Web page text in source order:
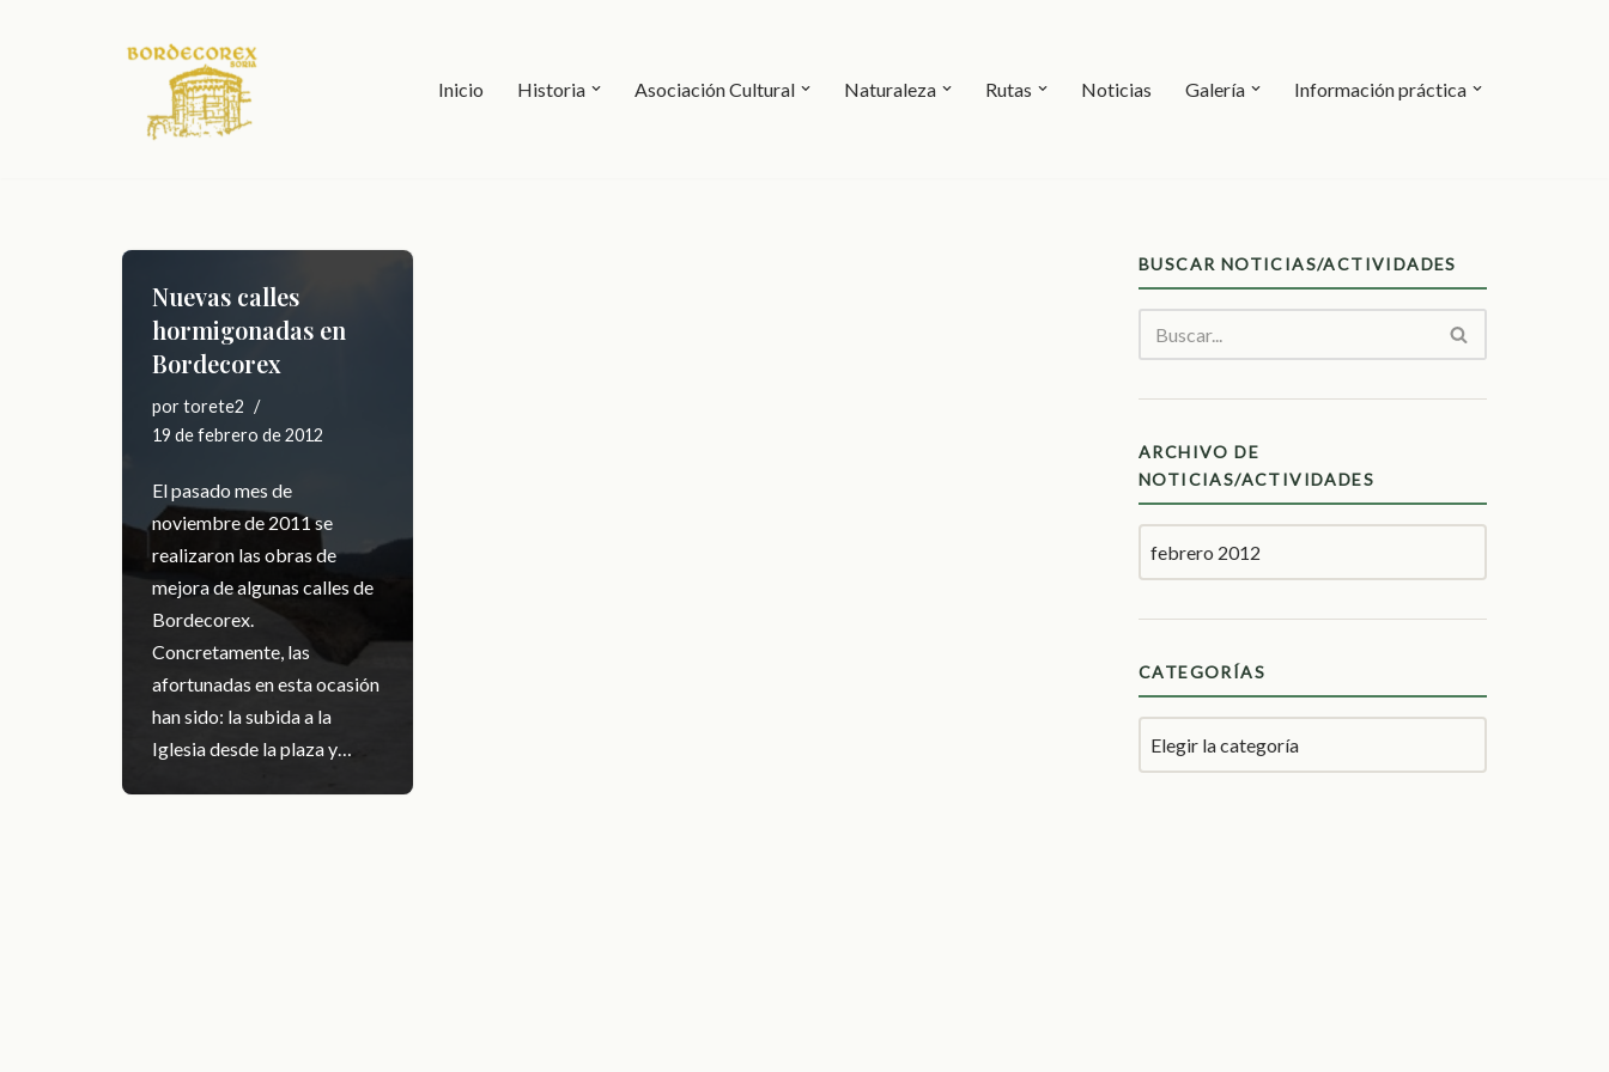
Inicio Historia Asociación Cultural Naturaleza Rutas Noticias Galería Información práctica
Nuevas calles
hormigonadas en
Bordecorex
portorete2
19 de febrero de 2012
El pasado mes de
noviembre de 2011 se
realizaron las obras de
mejora de algunas calles de
Bordecorex.
Concretamente, las
afortunadas en esta ocasión
han sido: la subida a la
Iglesia desde la plaza y…
BUSCAR NOTICIAS/ACTIVIDADES
ARCHIVO DE
NOTICIAS/ACTIVIDADES
CATEGORÍAS